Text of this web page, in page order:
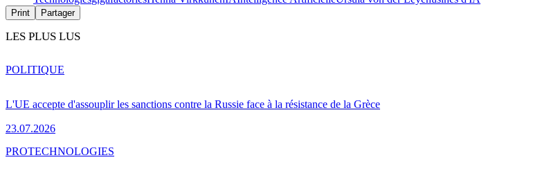
Print Partager
LES PLUS LUS
L'UE accepte d'assouplir les sanctions contre la Russie face à la résistance de la Grèce
23.07.2026
POLITIQUE
PROTECHNOLOGIES